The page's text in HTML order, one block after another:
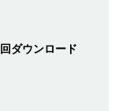
ダウンロード